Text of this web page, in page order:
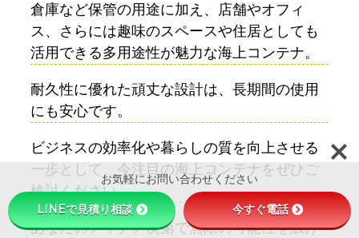
倉庫など保管の用途に加え、店舗やオフィ
ス、さらには趣味のスペースや住居としても
活用できる多用途性が魅力な海上コンテナ。
耐久性に優れた頑丈な設計は、長期間の使用
にも安心です。
ビジネスの効率化や暮らしの質を向上させる
一歩として、今注目の海上コンテナをぜひご
検討ください。
あなたのアイデア次第で無限の可能性を広げ
お気軽にお問い合わせください
LINEで見積り相談 今すぐ電話